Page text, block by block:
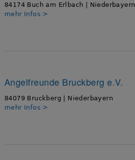
84174 Buch am Erlbach | Niederbayern
mehr Infos >
Angelfreunde Bruckberg e.V.
84079 Bruckberg | Niederbayern
mehr Infos >